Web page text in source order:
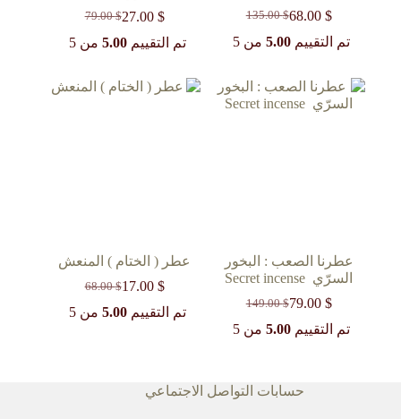
135.00$
السعر
الأصلي
68.00 $
السعر
الحالي تم التقييم 5.00من 5
79.00$
السعر
الأصلي
27.00 $
السعر
الحاليتم التقييم5.00 من 5
عطرنا الصعب : البخور
السرّي ‏ Secret incense
149.00$
السعر
الأصلي
79.00 $
السعر
الحالي تم التقييم 5.00من 5
عطر ( الختام ) المنعش
68.00$
السعر
الأصلي
17.00 $
السعر
الحاليتم التقييم5.00 من 5
حسابات التواصل الاجتماعي